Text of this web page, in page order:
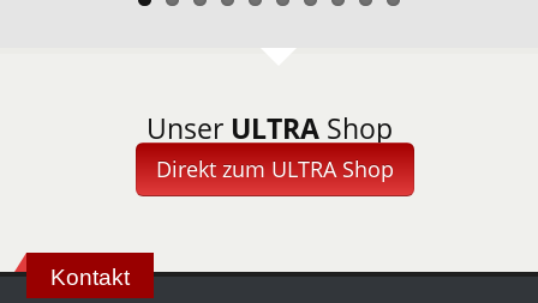
Unser ULTRA Shop
Direkt zum ULTRA Shop
Kontakt